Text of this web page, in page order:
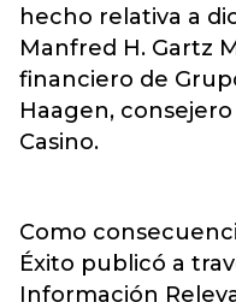
hecho relativa a
Manfred H. Gartz
financiero de
Haagen,
Casino.
Como
Éxito publicó a
Información